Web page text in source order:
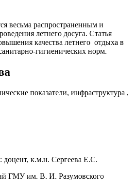
весьма распространенным и
летнего досуга. Статья
качества летнего отдыха в
гигиенических норм.
показатели, инфраструктура ,
доцент, к.м.н. Сергеева Е.С.
ГМУ им. В. И. Разумовского